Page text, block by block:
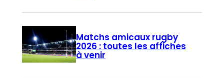
Matchs amicaux rugby
2026 : toutes les affiches
à venir